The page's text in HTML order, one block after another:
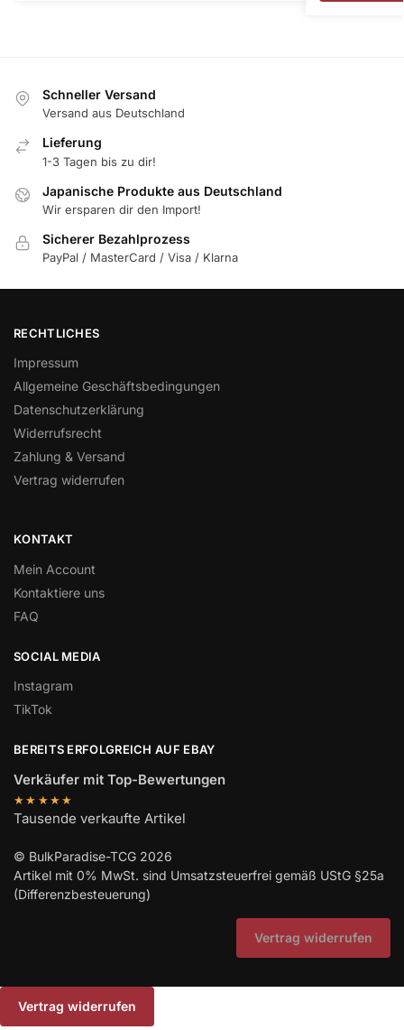
Schneller Versand
Versand aus Deutschland
Lieferung
1-3 Tagen bis zu dir!
Japanische Produkte aus Deutschland
Wir ersparen dir den Import!
Sicherer Bezahlprozess
PayPal / MasterCard / Visa / Klarna
RECHTLICHES
Impressum
Allgemeine Geschäftsbedingungen
Datenschutzerklärung
Widerrufsrecht
Zahlung & Versand
Vertrag widerrufen
KONTAKT
Mein Account
Kontaktiere uns
FAQ
SOCIAL MEDIA
Instagram
TikTok
BEREITS ERFOLGREICH AUF EBAY
Verkäufer mit Top-Bewertungen
★★★★★
Tausende verkaufte Artikel
© BulkParadise-TCG 2026
Artikel mit 0% MwSt. sind Umsatzsteuerfrei gemäß UStG §25a
(Differenzbesteuerung)
Vertrag widerrufen
Vertrag widerrufen